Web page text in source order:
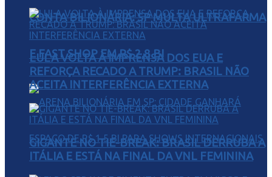
CONTA BILIONÁRIA: SP MULTA ULTRAFARMA
E FAST SHOP EM R$ 2,8 BI
LULA VOLTA À IMPRENSA DOS EUA E
REFORÇA RECADO A TRUMP: BRASIL NÃO
ACEITA INTERFERÊNCIA EXTERNA
GIGANTE NO TIE-BREAK: BRASIL DERRUBA A
ITÁLIA E ESTÁ NA FINAL DA VNL FEMININA